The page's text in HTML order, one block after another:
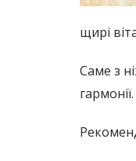
щирі
Саме з
гармонії.